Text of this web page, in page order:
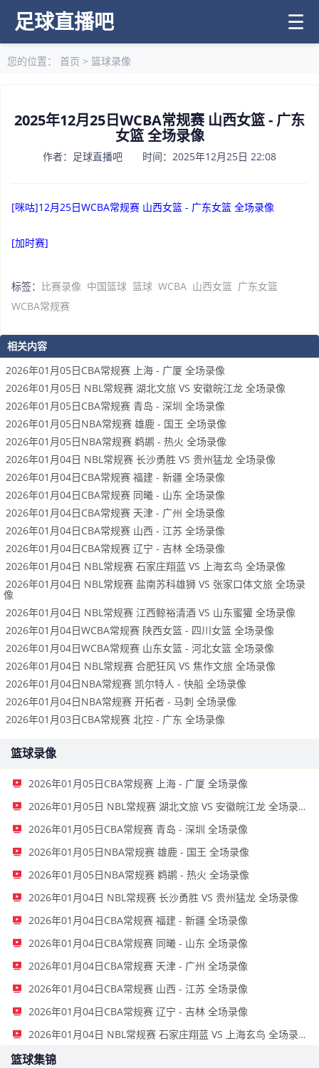
足球直播吧 ☰
您的位置： 首页 > 篮球录像
2025年12月25日WCBA常规赛 山西女篮 - 广东
女篮 全场录像
作者：足球直播吧 时间：2025年12月25日 22:08
[咪咕]12月25日WCBA常规赛 山西女篮 - 广东女篮 全场录像
[加时赛]
标签： 比赛录像 中国篮球 篮球 WCBA 山西女篮 广东女篮
WCBA常规赛
相关内容
2026年01月05日CBA常规赛 上海 - 广厦 全场录像
2026年01月05日 NBL常规赛 湖北文旅 VS 安徽皖江龙 全场录像
2026年01月05日CBA常规赛 青岛 - 深圳 全场录像
2026年01月05日NBA常规赛 雄鹿 - 国王 全场录像
2026年01月05日NBA常规赛 鹈鹕 - 热火 全场录像
2026年01月04日 NBL常规赛 长沙勇胜 VS 贵州猛龙 全场录像
2026年01月04日CBA常规赛 福建 - 新疆 全场录像
2026年01月04日CBA常规赛 同曦 - 山东 全场录像
2026年01月04日CBA常规赛 天津 - 广州 全场录像
2026年01月04日CBA常规赛 山西 - 江苏 全场录像
2026年01月04日CBA常规赛 辽宁 - 吉林 全场录像
2026年01月04日 NBL常规赛 石家庄翔蓝 VS 上海玄鸟 全场录像
2026年01月04日 NBL常规赛 盐南苏科雄狮 VS 张家口体文旅 全场录
像
2026年01月04日 NBL常规赛 江西鲸裕清酒 VS 山东蜜獾 全场录像
2026年01月04日WCBA常规赛 陕西女篮 - 四川女篮 全场录像
2026年01月04日WCBA常规赛 山东女篮 - 河北女篮 全场录像
2026年01月04日 NBL常规赛 合肥狂风 VS 焦作文旅 全场录像
2026年01月04日NBA常规赛 凯尔特人 - 快船 全场录像
2026年01月04日NBA常规赛 开拓者 - 马刺 全场录像
2026年01月03日CBA常规赛 北控 - 广东 全场录像
篮球录像
2026年01月05日CBA常规赛 上海 - 广厦 全场录像
2026年01月05日 NBL常规赛 湖北文旅 VS 安徽皖江龙 全场录像
2026年01月05日CBA常规赛 青岛 - 深圳 全场录像
2026年01月05日NBA常规赛 雄鹿 - 国王 全场录像
2026年01月05日NBA常规赛 鹈鹕 - 热火 全场录像
2026年01月04日 NBL常规赛 长沙勇胜 VS 贵州猛龙 全场录像
2026年01月04日CBA常规赛 福建 - 新疆 全场录像
2026年01月04日CBA常规赛 同曦 - 山东 全场录像
2026年01月04日CBA常规赛 天津 - 广州 全场录像
2026年01月04日CBA常规赛 山西 - 江苏 全场录像
2026年01月04日CBA常规赛 辽宁 - 吉林 全场录像
2026年01月04日 NBL常规赛 石家庄翔蓝 VS 上海玄鸟 全场录像
篮球集锦